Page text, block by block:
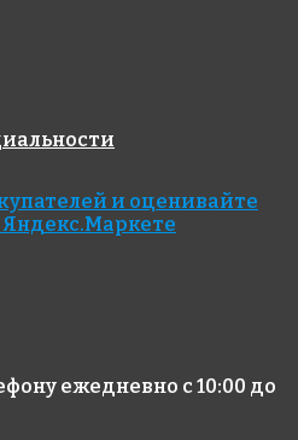
м²
ежедневно с 10:00 до